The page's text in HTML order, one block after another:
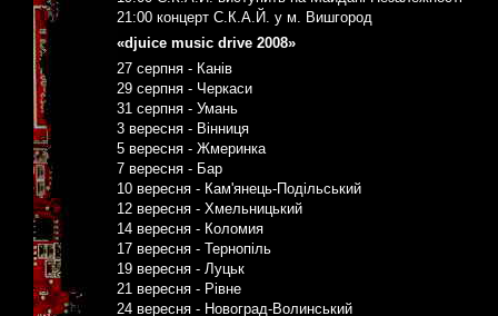
21:00 концерт С.К.А.Й. у м. Вишгород
«djuice music drive 2008»
27 серпня - Канів
29 серпня - Черкаси
31 серпня - Умань
3 вересня - Вінниця
5 вересня - Жмеринка
7 вересня - Бар
10 вересня - Кам'янець-Подільський
12 вересня - Хмельницький
14 вересня - Коломия
17 вересня - Тернопіль
19 вересня - Луцьк
21 вересня - Рівне
24 вересня - Новоград-Волинський